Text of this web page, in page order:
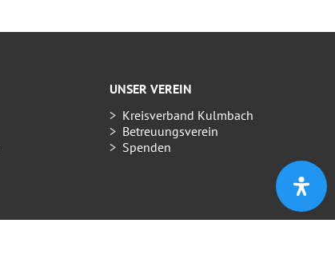
UNSER VEREIN
Kreisverband Kulmbach
Betreuungsverein
Spenden